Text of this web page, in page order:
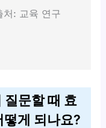
: 교육 연구
질문할 때 효
게 되나요?